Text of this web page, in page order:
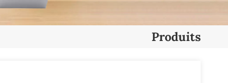
Español
Produits